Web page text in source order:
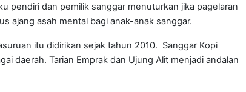
pendiri dan pemilik sanggar menuturkan jika pagelaran
ajang asah mental bagi anak-anak sanggar.
itu didirikan sejak tahun 2010. Sanggar Kopi
daerah. Tarian Emprak dan Ujung Alit menjadi andalan